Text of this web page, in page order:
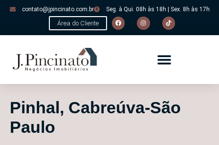
contato@jpincinato.com.br Seg. à Qui. 08h às 18h | Sex. 8h às 17h
Área do Cliente
Pinhal, Cabreúva-São
Paulo